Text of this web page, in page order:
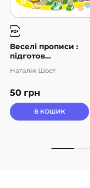
Веселі прописи :
підготов...
50 грн
Наталія Шост
В КОШИК